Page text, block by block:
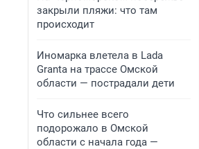
закрыли пляжи: что там
происходит
Иномарка влетела в Lada
Granta на трассе Омской
области — пострадали дети
Что сильнее всего
подорожало в Омской
области с начала года —